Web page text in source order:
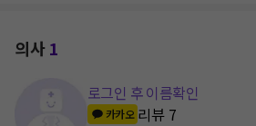
의사1
로그인 후 이름확인
카카오 리뷰 7